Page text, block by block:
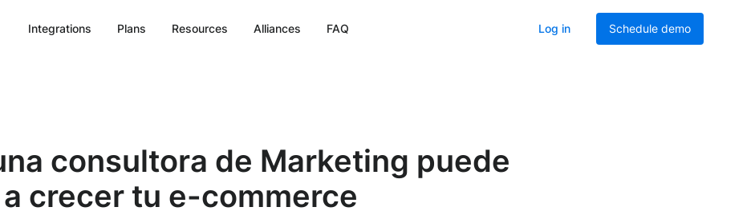
Integrations Plans Resources Alliances FAQ Log in Schedule demo
consultora de Marketing puede
crecer tu e-commerce